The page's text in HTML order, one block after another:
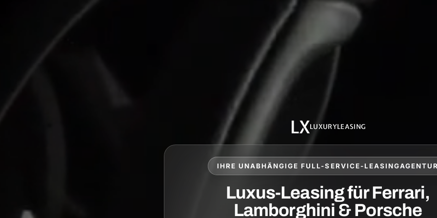
LXLUXURYLEASING
IHRE UNABHÄNGIGE FULL-SERVICE-
Luxus-Leasing für Ferrari,
Lamborghini & Porsche